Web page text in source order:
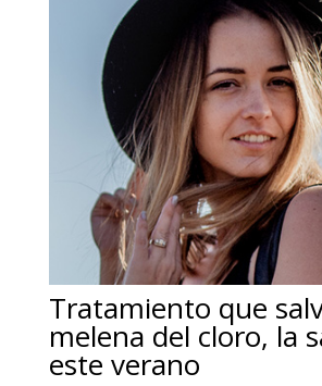
Tratamiento que
melena del cloro, la
este verano